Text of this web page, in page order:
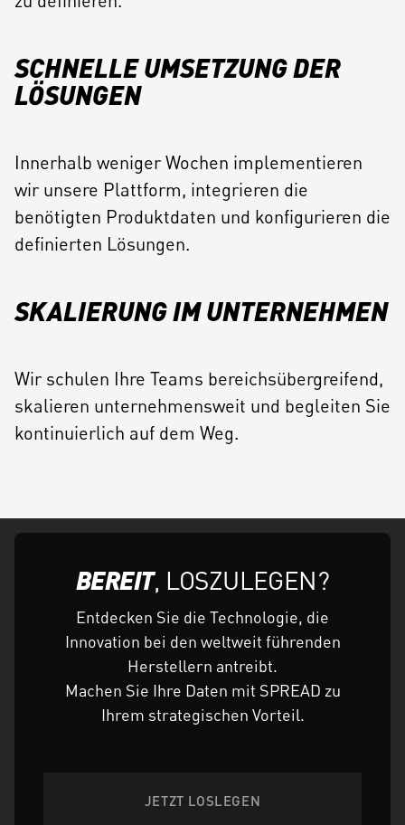
SCHNELLE UMSETZUNG DER
LÖSUNGEN
Innerhalb weniger Wochen implementieren
wir unsere Plattform, integrieren die
benötigten Produktdaten und konfigurieren die
definierten Lösungen.
SKALIERUNG IM UNTERNEHMEN
Wir schulen Ihre Teams bereichsübergreifend,
skalieren unternehmensweit und begleiten Sie
kontinuierlich auf dem Weg.
BEREIT, LOSZULEGEN?
Entdecken Sie die Technologie, die
Innovation bei den weltweit führenden
Herstellern antreibt.
Machen Sie Ihre Daten mit SPREAD zu
Ihrem strategischen Vorteil.
JETZT LOSLEGEN